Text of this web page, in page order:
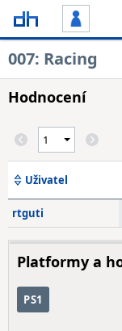
007: Racing
Hodnocení
Uživatel
rtguti
Platformy a
PS1